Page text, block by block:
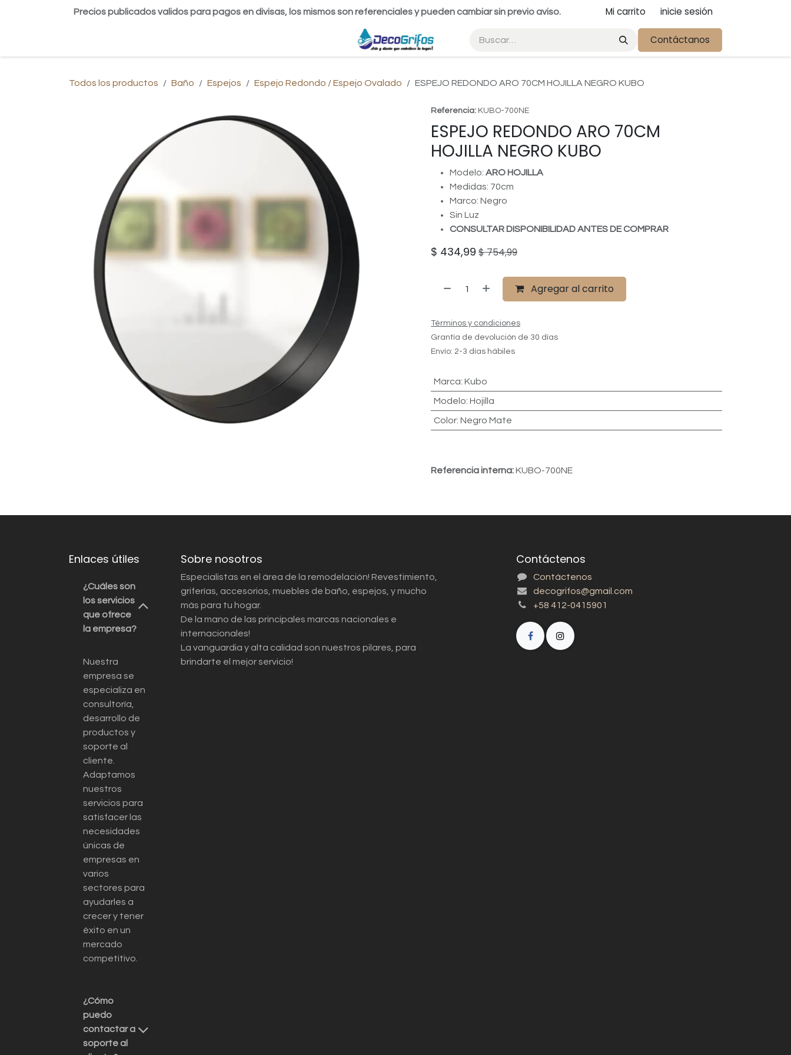
Precios publicados validos para pagos en divisas, los mismos son referenciales y pueden cambiar sin previo aviso. Mi carrito inicie sesión
Contáctanos
Todos los productos Baño Espejos Espejo Redondo / Espejo Ovalado ESPEJO REDONDO ARO 70CM HOJILLA NEGRO KUBO
Referencia: KUBO-700NE
ESPEJO REDONDO ARO 70CM
HOJILLA NEGRO KUBO
Modelo: ARO HOJILLA
Medidas: 70cm
Marco: Negro
Sin Luz
CONSULTAR DISPONIBILIDAD ANTES DE COMPRAR
$ 434,99 $754,99
Agregar al carrito
Términos y condiciones
Grantía de devolución de 30 días
Envío: 2-3 días hábiles
Marca: Kubo
Modelo: Hojilla
Color: Negro Mate
Referencia interna:KUBO-700NE
Enlaces útiles
¿Cuáles son
los servicios
que ofrece
la empresa?
Nuestra
empresa se
especializa en
consultoría,
desarrollo de
productos y
soporte al
cliente.
Adaptamos
nuestros
servicios para
satisfacer las
necesidades
únicas de
empresas en
varios
sectores para
ayudarles a
crecer y tener
éxito en un
mercado
competitivo.
¿Cómo
puedo
contactar a
soporte al
Sobre nosotros
Especialistas en el área de la remodelación! Revestimiento,
griferías, accesorios, muebles de baño, espejos, y mucho
más para tu hogar.
De la mano de las principales marcas nacionales e
internacionales!
La vanguardia y alta calidad son nuestros pilares, para
brindarte el mejor servicio!
Contáctenos
Contáctenos
decogrifos@gmail.com
+58 412-0415901